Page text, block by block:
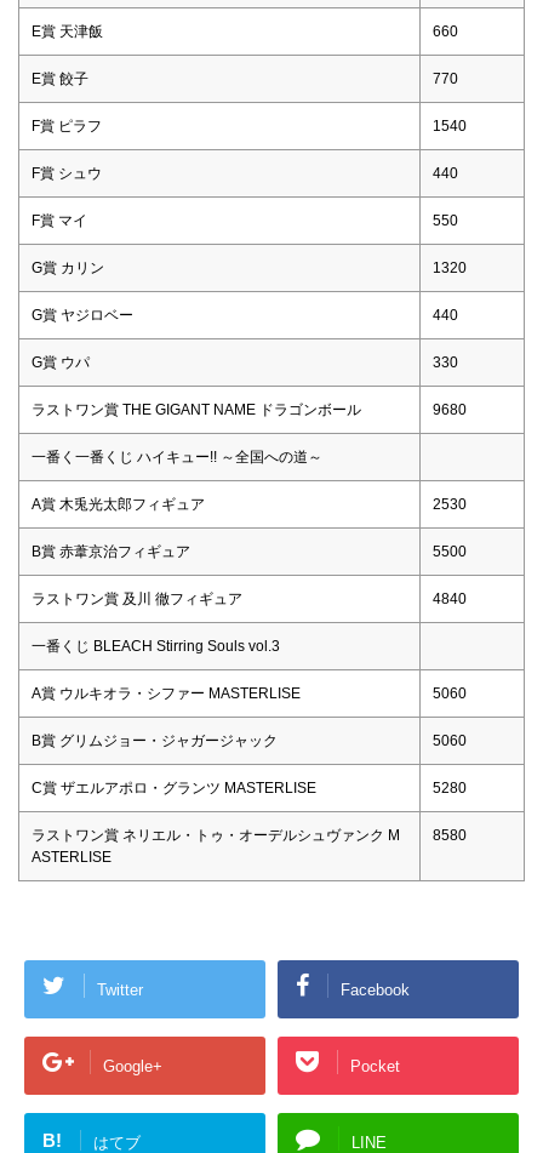
E賞 天津飯 660
E賞 餃子 770
F賞 ピラフ 1540
F賞 シュウ 440
F賞 マイ 550
G賞 カリン 1320
G賞 ヤジロベー 440
G賞 ウパ 330
ラストワン賞 THE GIGANT NAME ドラゴンボール 9680
一番く一番くじ ハイキュー!! ～全国への道～
A賞 木兎光太郎フィギュア 2530
B賞 赤葦京治フィギュア 5500
ラストワン賞 及川 徹フィギュア 4840
一番くじ BLEACH Stirring Souls vol.3
A賞 ウルキオラ・シファー MASTERLISE 5060
B賞 グリムジョー・ジャガージャック 5060
C賞 ザエルアポロ・グランツ MASTERLISE 5280
ラストワン賞 ネリエル・トゥ・オーデルシュヴァンク M
ASTERLISE
8580
Twitter Facebook
Google+ Pocket
B! はてブ LINE